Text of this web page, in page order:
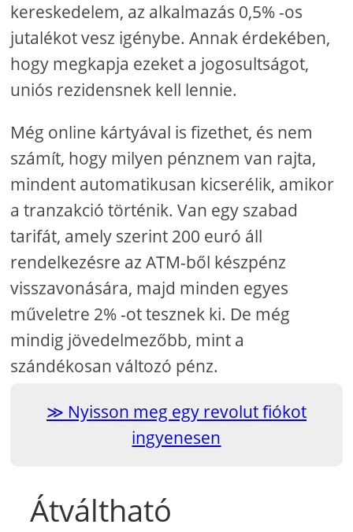
kereskedelem, az alkalmazás 0,5% -os
jutalékot vesz igénybe. Annak érdekében,
hogy megkapja ezeket a jogosultságot,
uniós rezidensnek kell lennie.
Még online kártyával is fizethet, és nem
számít, hogy milyen pénznem van rajta,
mindent automatikusan kicserélik, amikor
a tranzakció történik. Van egy szabad
tarifát, amely szerint 200 euró áll
rendelkezésre az ATM-ből készpénz
visszavonására, majd minden egyes
műveletre 2% -ot tesznek ki. De még
mindig jövedelmezőbb, mint a
szándékosan változó pénz.
Nyisson meg egy revolut fiókot
ingyenesen
Átváltható